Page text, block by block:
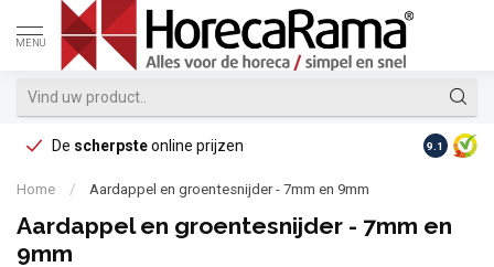
MENU
De scherpsteonline prijzen Op
9.1
Home / Aardappel en groentesnijder - 7mm en 9mm
Aardappel en groentesnijder - 7mm en
9mm